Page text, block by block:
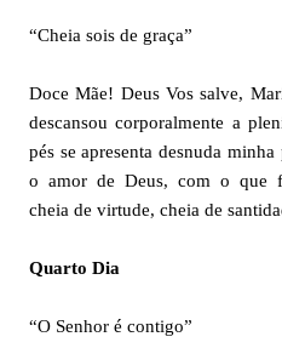
“Cheia sois de graça”
Doce Mãe! Deus Vos salve,
descansou corporalmente a
pés se apresenta desnuda
o amor de Deus, com o que
cheia de virtude, cheia de
Quarto Dia
“O Senhor é contigo”